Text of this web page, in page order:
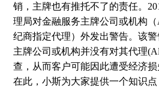
销，主牌也有推托不了的责任。
理局对金融服务主牌公司或机构
纪商指定代理）外发出警告。该
主牌公司或机构并没有对其代理
查，从而客户可能因此遭受经济损
在此，小斯为大家提供一个知识